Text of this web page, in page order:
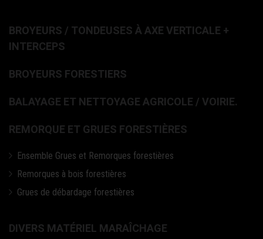
BROYEURS / TONDEUSES À AXE VERTICALE +
INTERCEPS
BROYEURS FORESTIERS
BALAYAGE ET NETTOYAGE AGRICOLE / VOIRIE.
REMORQUE ET GRUES FORESTIÈRES
Ensemble Grues et Remorques forestières
Remorques à bois forestières
Grues de débardage forestières
DIVERS MATÉRIEL MARAÎCHAGE